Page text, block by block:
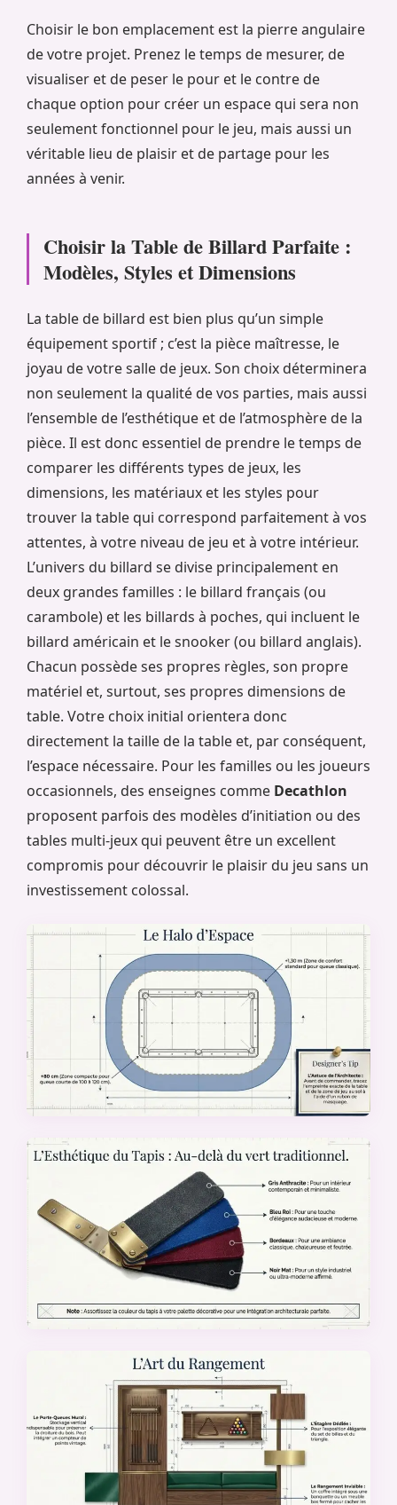
Choisir le bon emplacement est la pierre angulaire
de votre projet. Prenez le temps de mesurer, de
visualiser et de peser le pour et le contre de
chaque option pour créer un espace qui sera non
seulement fonctionnel pour le jeu, mais aussi un
véritable lieu de plaisir et de partage pour les
années à venir.
Choisir la Table de Billard Parfaite :
Modèles, Styles et Dimensions
La table de billard est bien plus qu’un simple
équipement sportif ; c’est la pièce maîtresse, le
joyau de votre salle de jeux. Son choix déterminera
non seulement la qualité de vos parties, mais aussi
l’ensemble de l’esthétique et de l’atmosphère de la
pièce. Il est donc essentiel de prendre le temps de
comparer les différents types de jeux, les
dimensions, les matériaux et les styles pour
trouver la table qui correspond parfaitement à vos
attentes, à votre niveau de jeu et à votre intérieur.
L’univers du billard se divise principalement en
deux grandes familles : le billard français (ou
carambole) et les billards à poches, qui incluent le
billard américain et le snooker (ou billard anglais).
Chacun possède ses propres règles, son propre
matériel et, surtout, ses propres dimensions de
table. Votre choix initial orientera donc
directement la taille de la table et, par conséquent,
l’espace nécessaire. Pour les familles ou les joueurs
occasionnels, des enseignes comme Decathlon
proposent parfois des modèles d’initiation ou des
tables multi-jeux qui peuvent être un excellent
compromis pour découvrir le plaisir du jeu sans un
investissement colossal.